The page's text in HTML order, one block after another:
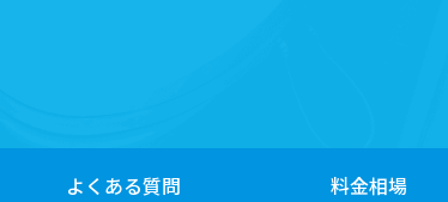
よくある質問 料金相場